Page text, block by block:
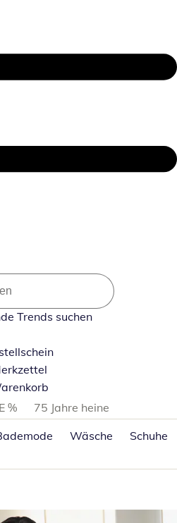
Trends suchen
%
75 Jahre heine
Wäsche Schuhe